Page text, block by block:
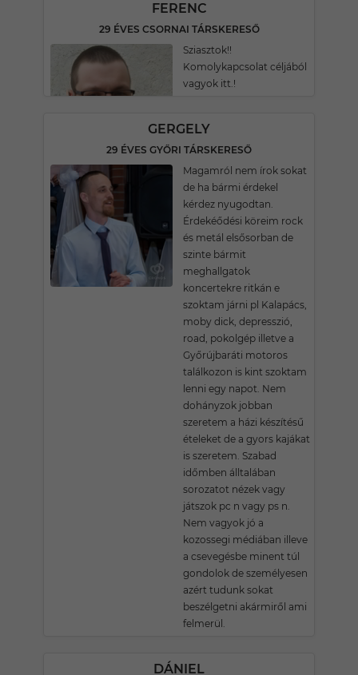
FERENC
29 ÉVES CSORNAI TÁRSKERESŐ
Sziasztok!!
Komolykapcsolat céljából
vagyok itt.!
GERGELY
29 ÉVES GYŐRI TÁRSKERESŐ
Magamról nem írok sokat
de ha bármi érdekel
kérdez nyugodtan.
Érdekéődési köreim rock
és metál elsősorban de
szinte bármit
meghallgatok
koncertekre ritkán e
szoktam járni pl Kalapács,
moby dick, depresszió,
road, pokolgép illetve a
Győrújbaráti motoros
találkozon is kint szoktam
lenni egy napot. Nem
dohányzok jobban
szeretem a házi készítésű
ételeket de a gyors kajákat
is szeretem. Szabad
időmben álltalában
sorozatot nézek vagy
játszok pc n vagy ps n.
Nem vagyok jó a
kozossegi médiában illeve
a csevegésbe minent túl
gondolok de személyesen
azért tudunk sokat
beszélgetni akármiről ami
felmerül.
DÁNIEL